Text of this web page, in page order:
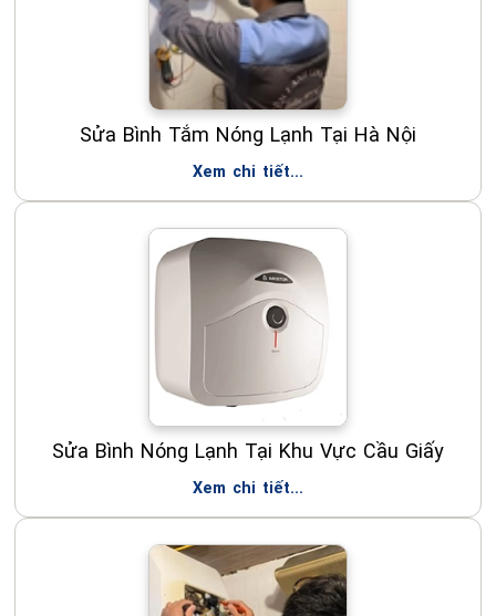
Sửa Bình Tắm Nóng Lạnh Tại Hà Nội
Xem chi tiết...
Sửa Bình Nóng Lạnh Tại Khu Vực Cầu Giấy
Xem chi tiết...